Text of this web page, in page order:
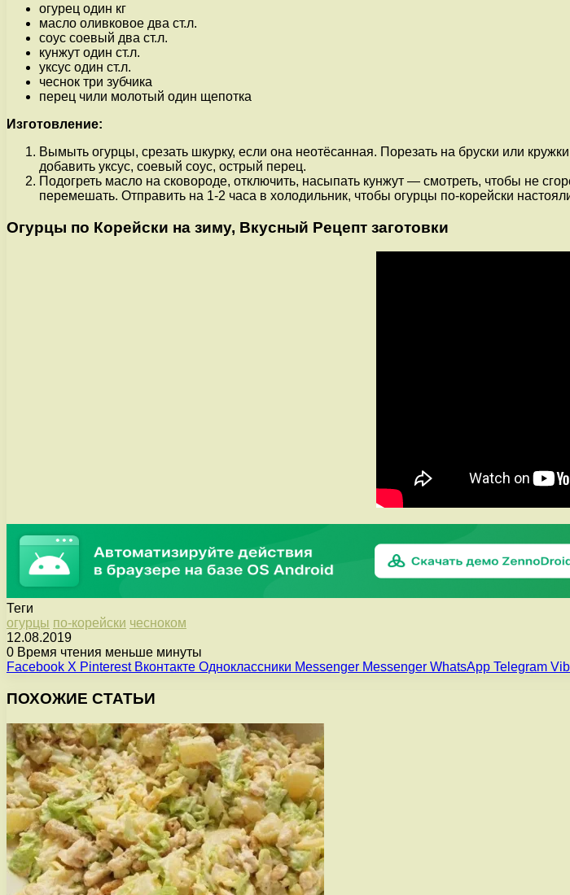
огурец один кг
масло оливковое два ст.л.
соус соевый два ст.л.
кунжут один ст.л.
уксус один ст.л.
чеснок три зубчика
перец чили молотый один щепотка
Изготовление:
Вымыть огурцы, срезать шкурку, если она неотёсанная. Порезать на бруски или
добавить уксус, соевый соус, острый перец.
Подогреть масло на сковороде, отключить, насыпать кунжут — смотреть, чтобы не
перемешать. Отправить на 1-2 часа в холодильник, чтобы огурцы по-корейски
Огурцы по Корейски на зиму, Вкусный Рецепт заготовки
Теги
огурцы по-корейски чесноком
12.08.2019
0 Время чтения меньше минуты
Facebook X Pinterest Вконтакте Одноклассники Messenger Messenger WhatsApp Telegram
ПОХОЖИЕ СТАТЬИ